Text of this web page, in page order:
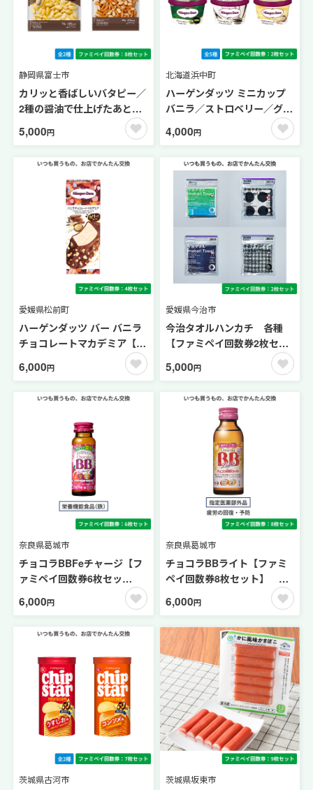
静岡県富士市
カリッと香ばしいバタピー／
2種の醤油で仕上げたあとひ
き柿ピー 【ファミペイ回数
券8枚セット】
5,000円
北海道浜中町
ハーゲンダッツ ミニカップ
バニラ／ストロベリー／グリ
ーンティー／クッキー＆クリ
ーム／マカデミアナッツ【フ
4,000円
愛媛県松前町
ハーゲンダッツ バー バニラ
チョコレートマカデミア【フ
ァミペイ回数券4枚セット】
6,000円
愛媛県今治市
今治タオルハンカチ 各種
【ファミペイ回数券2枚セッ
5,000円
奈良県葛城市
チョコラBBFeチャージ【フ
ァミペイ回数券6枚セッ
6,000円
奈良県葛城市
チョコラBBライト【ファミ
ペイ回数券8枚セット】 ビ
6,000円
茨城県古河市 茨城県坂東市